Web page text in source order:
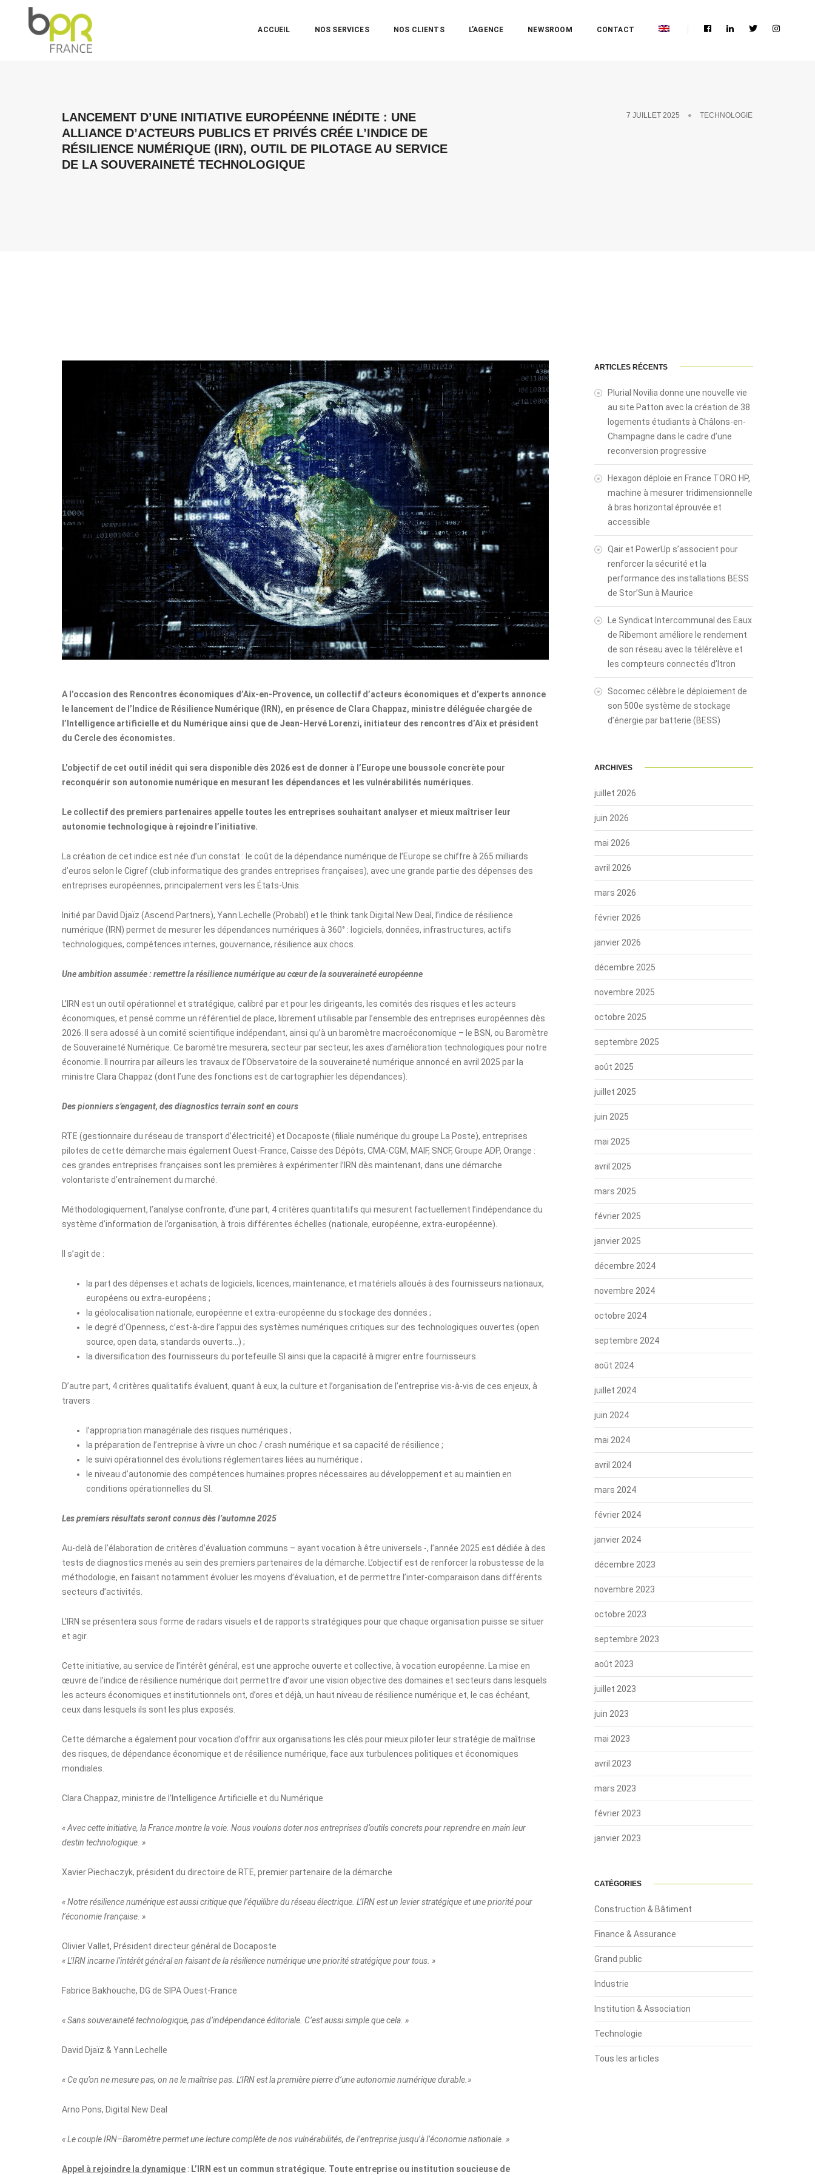
ACCUEIL NOS SERVICES NOS CLIENTS L’AGENCE NEWSROOM CONTACT
LANCEMENT D’UNE INITIATIVE EUROPÉENNE INÉDITE : UNE
ALLIANCE D’ACTEURS PUBLICS ET PRIVÉS CRÉE L’INDICE DE
RÉSILIENCE NUMÉRIQUE (IRN), OUTIL DE PILOTAGE AU SERVICE
DE LA SOUVERAINETÉ TECHNOLOGIQUE
7 JUILLET 2025 TECHNOLOGIE
A l’occasion des Rencontres économiques d’Aix-en-Provence, un collectif d’acteurs économiques et d’experts annonce
le lancement de l’Indice de Résilience Numérique (IRN), en présence de Clara Chappaz, ministre déléguée chargée de
l’Intelligence artificielle et du Numérique ainsi que de Jean-Hervé Lorenzi, initiateur des rencontres d’Aix et président
du Cercle des économistes.
L’objectif de cet outil inédit qui sera disponible dès 2026 est de donner à l’Europe une boussole concrète pour
reconquérir son autonomie numérique en mesurant les dépendances et les vulnérabilités numériques.
Le collectif des premiers partenaires appelle toutes les entreprises souhaitant analyser et mieux maîtriser leur
autonomie technologique à rejoindre l’initiative.
La création de cet indice est née d’un constat : le coût de la dépendance numérique de l’Europe se chiffre à 265 milliards
d’euros selon le Cigref (club informatique des grandes entreprises françaises), avec une grande partie des dépenses des
entreprises européennes, principalement vers les États-Unis.
Initié par David Djaïz (Ascend Partners), Yann Lechelle (Probabl) et le think tank Digital New Deal, l’indice de résilience
numérique (IRN) permet de mesurer les dépendances numériques à 360° : logiciels, données, infrastructures, actifs
technologiques, compétences internes, gouvernance, résilience aux chocs.
Une ambition assumée : remettre la résilience numérique au cœur de la souveraineté européenne
L’IRN est un outil opérationnel et stratégique, calibré par et pour les dirigeants, les comités des risques et les acteurs
économiques, et pensé comme un référentiel de place, librement utilisable par l’ensemble des entreprises européennes dès
2026. Il sera adossé à un comité scientifique indépendant, ainsi qu’à un baromètre macroéconomique – le BSN, ou Baromètre
de Souveraineté Numérique. Ce baromètre mesurera, secteur par secteur, les axes d’amélioration technologiques pour notre
économie. Il nourrira par ailleurs les travaux de l’Observatoire de la souveraineté numérique annoncé en avril 2025 par la
ministre Clara Chappaz (dont l’une des fonctions est de cartographier les dépendances).
Des pionniers s’engagent, des diagnostics terrain sont en cours
RTE (gestionnaire du réseau de transport d’électricité) et Docaposte (filiale numérique du groupe La Poste), entreprises
pilotes de cette démarche mais également Ouest-France, Caisse des Dépôts, CMA-CGM, MAIF, SNCF, Groupe ADP, Orange :
ces grandes entreprises françaises sont les premières à expérimenter l’IRN dès maintenant, dans une démarche
volontariste d’entraînement du marché.
Méthodologiquement, l’analyse confronte, d’une part, 4 critères quantitatifs qui mesurent factuellement l’indépendance du
système d’information de l’organisation, à trois différentes échelles (nationale, européenne, extra-européenne).
Il s’agit de :
la part des dépenses et achats de logiciels, licences, maintenance, et matériels alloués à des fournisseurs nationaux,
européens ou extra-européens ;
la géolocalisation nationale, européenne et extra-européenne du stockage des données ;
le degré d’Openness, c’est-à-dire l’appui des systèmes numériques critiques sur des technologiques ouvertes (open
source, open data, standards ouverts…) ;
la diversification des fournisseurs du portefeuille SI ainsi que la capacité à migrer entre fournisseurs.
D’autre part, 4 critères qualitatifs évaluent, quant à eux, la culture et l’organisation de l’entreprise vis-à-vis de ces enjeux, à
travers :
l’appropriation managériale des risques numériques ;
la préparation de l’entreprise à vivre un choc / crash numérique et sa capacité de résilience ;
le suivi opérationnel des évolutions réglementaires liées au numérique ;
le niveau d’autonomie des compétences humaines propres nécessaires au développement et au maintien en
conditions opérationnelles du SI.
Les premiers résultats seront connus dès l’automne 2025
Au-delà de l’élaboration de critères d’évaluation communs – ayant vocation à être universels -, l’année 2025 est dédiée à des
tests de diagnostics menés au sein des premiers partenaires de la démarche. L’objectif est de renforcer la robustesse de la
méthodologie, en faisant notamment évoluer les moyens d’évaluation, et de permettre l’inter-comparaison dans différents
secteurs d’activités.
L’IRN se présentera sous forme de radars visuels et de rapports stratégiques pour que chaque organisation puisse se situer
et agir.
Cette initiative, au service de l’intérêt général, est une approche ouverte et collective, à vocation européenne. La mise en
œuvre de l’indice de résilience numérique doit permettre d’avoir une vision objective des domaines et secteurs dans lesquels
les acteurs économiques et institutionnels ont, d’ores et déjà, un haut niveau de résilience numérique et, le cas échéant,
ceux dans lesquels ils sont les plus exposés.
Cette démarche a également pour vocation d’offrir aux organisations les clés pour mieux piloter leur stratégie de maîtrise
des risques, de dépendance économique et de résilience numérique, face aux turbulences politiques et économiques
mondiales.
Clara Chappaz, ministre de l’Intelligence Artificielle et du Numérique
« Avec cette initiative, la France montre la voie. Nous voulons doter nos entreprises d’outils concrets pour reprendre en main leur
destin technologique. »
Xavier Piechaczyk, président du directoire de RTE, premier partenaire de la démarche
« Notre résilience numérique est aussi critique que l’équilibre du réseau électrique. L’IRN est un levier stratégique et une priorité pour
l’économie française. »
Olivier Vallet, Président directeur général de Docaposte
« L’IRN incarne l’intérêt général en faisant de la résilience numérique une priorité stratégique pour tous. »
Fabrice Bakhouche, DG de SIPA Ouest-France
« Sans souveraineté technologique, pas d’indépendance éditoriale. C’est aussi simple que cela. »
David Djaïz & Yann Lechelle
« Ce qu’on ne mesure pas, on ne le maîtrise pas. L’IRN est la première pierre d’une autonomie numérique durable.»
Arno Pons, Digital New Deal
« Le couple IRN–Baromètre permet une lecture complète de nos vulnérabilités, de l’entreprise jusqu’à l’économie nationale. »
Appel à rejoindre la dynamique : L’IRN est un commun stratégique. Toute entreprise ou institution soucieuse de
ARTICLES RÉCENTS
Plurial Novilia donne une nouvelle vie
au site Patton avec la création de 38
logements étudiants à Châlons-en-
Champagne dans le cadre d’une
reconversion progressive
Hexagon déploie en France TORO HP,
machine à mesurer tridimensionnelle
à bras horizontal éprouvée et
accessible
Qair et PowerUp s’associent pour
renforcer la sécurité et la
performance des installations BESS
de Stor’Sun à Maurice
Le Syndicat Intercommunal des Eaux
de Ribemont améliore le rendement
de son réseau avec la télérelève et
les compteurs connectés d’Itron
Socomec célèbre le déploiement de
son 500e système de stockage
d’énergie par batterie (BESS)
ARCHIVES
juillet 2026
juin 2026
mai 2026
avril 2026
mars 2026
février 2026
janvier 2026
décembre 2025
novembre 2025
octobre 2025
septembre 2025
août 2025
juillet 2025
juin 2025
mai 2025
avril 2025
mars 2025
février 2025
janvier 2025
décembre 2024
novembre 2024
octobre 2024
septembre 2024
août 2024
juillet 2024
juin 2024
mai 2024
avril 2024
mars 2024
février 2024
janvier 2024
décembre 2023
novembre 2023
octobre 2023
septembre 2023
août 2023
juillet 2023
juin 2023
mai 2023
avril 2023
mars 2023
février 2023
janvier 2023
CATÉGORIES
Construction & Bâtiment
Finance & Assurance
Grand public
Industrie
Institution & Association
Technologie
Tous les articles